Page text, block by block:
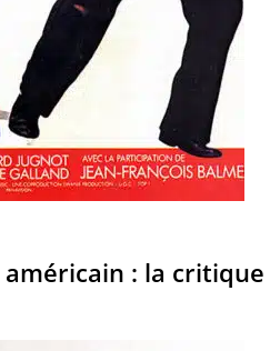
américain : la critique